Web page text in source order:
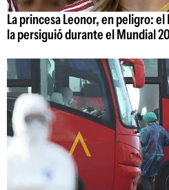
La princesa Leonor, en peligro:
la persiguió durante el Mundial